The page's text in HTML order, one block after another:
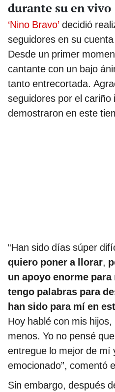
durante su en vivo
‘Nino Bravo’ decidió
seguidores en su
Desde un primer
cantante con un bajo
tanto entrecortada.
seguidores por el cariño
demostraron en este
“Han sido días súper
quiero poner a llorar,
un apoyo enorme
tengo palabras para
han sido para mí en
Hoy hablé con mis
menos. Yo no pensé
entregue lo mejor de mí
emocionado”, comentó
Sin embargo, después